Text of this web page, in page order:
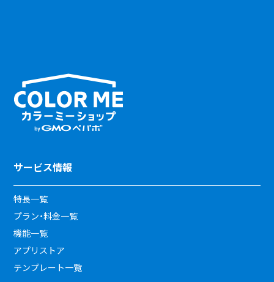
サービス情報
特長一覧
プラン・料金一覧
機能一覧
アプリストア
テンプレート一覧